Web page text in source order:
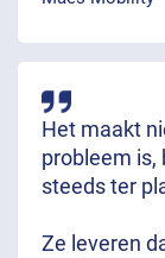
Het maakt
probleem is,
steeds ter
Ze leveren